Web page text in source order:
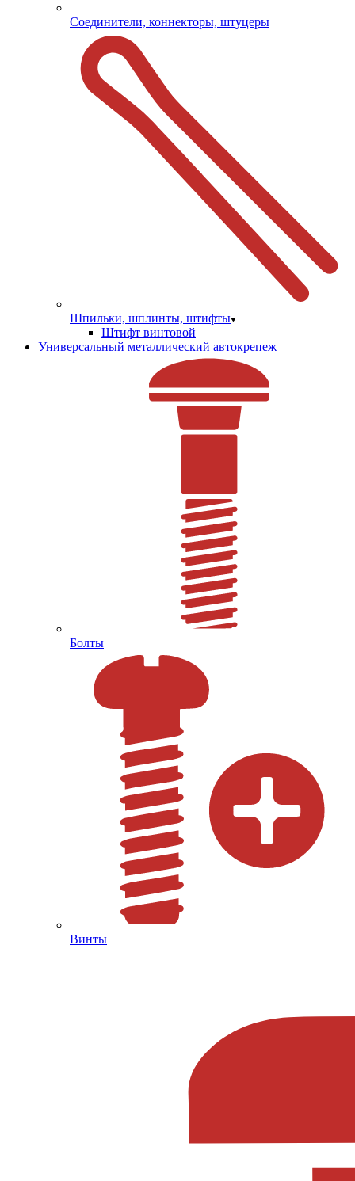
Соединители, коннекторы, штуцеры
Шпильки, шплинты, штифты
Штифт винтовой
Универсальный металлический автокрепеж
Болты
Винты